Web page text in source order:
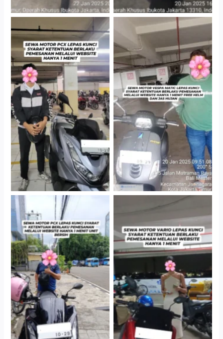
Hotel Kartika Chandra,
Jakarta Selatan
Cityplaza Jatinegara
Gedung Parkir P6A
Antar Jemput Kendaraan
Cityplaza Jatinegara
Gedung Parkir P6A